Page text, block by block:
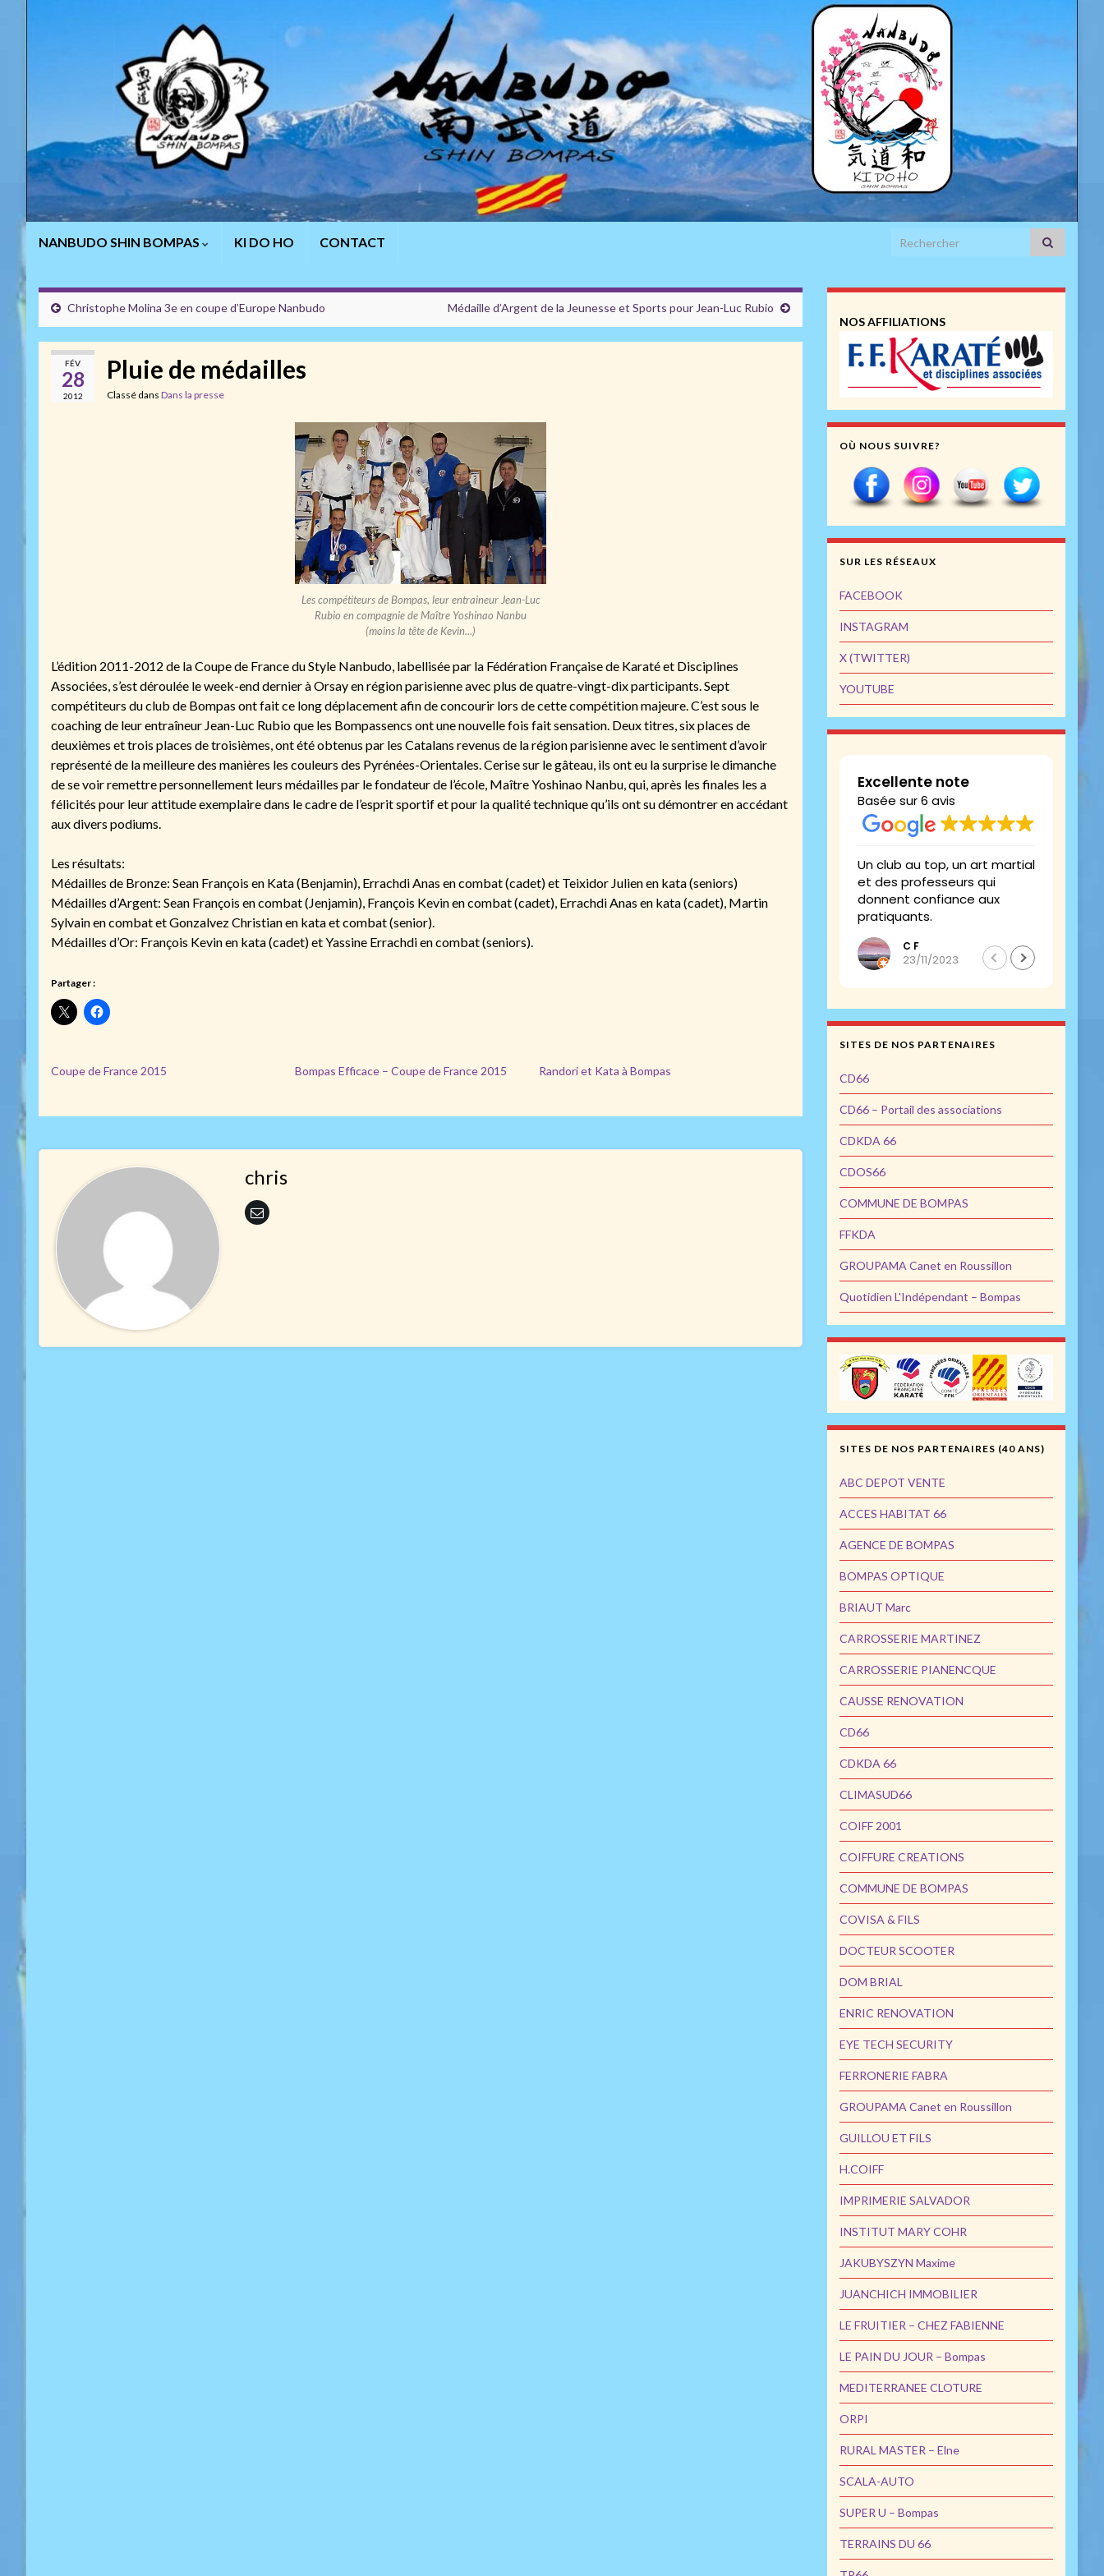
NANBUDO SHIN BOMPAS KI DO HO CONTACT Search for:
Christophe Molina 3e en coupe d’Europe Nanbudo Médaille d’Argent de la Jeunesse et Sports pour Jean-Luc Rubio
FÉV
28
2012
Pluie de médailles
Classé dans Dans la presse
Les compétiteurs de Bompas, leur entraineur Jean-Luc
Rubio en compagnie de Maître Yoshinao Nanbu
(moins la tête de Kevin...)
L’édition 2011-2012 de la Coupe de France du Style Nanbudo, labellisée par la Fédération Française de Karaté et Disciplines
Associées, s’est déroulée le week-end dernier à Orsay en région parisienne avec plus de quatre-vingt-dix participants. Sept
compétiteurs du club de Bompas ont fait ce long déplacement afin de concourir lors de cette compétition majeure. C’est sous le
coaching de leur entraîneur Jean-Luc Rubio que les Bompassencs ont une nouvelle fois fait sensation. Deux titres, six places de
deuxièmes et trois places de troisièmes, ont été obtenus par les Catalans revenus de la région parisienne avec le sentiment d’avoir
représenté de la meilleure des manières les couleurs des Pyrénées-Orientales. Cerise sur le gâteau, ils ont eu la surprise le dimanche
de se voir remettre personnellement leurs médailles par le fondateur de l’école, Maître Yoshinao Nanbu, qui, après les finales les a
félicités pour leur attitude exemplaire dans le cadre de l’esprit sportif et pour la qualité technique qu’ils ont su démontrer en accédant
aux divers podiums.
Les résultats:
Médailles de Bronze: Sean François en Kata (Benjamin), Errachdi Anas en combat (cadet) et Teixidor Julien en kata (seniors)
Médailles d’Argent: Sean François en combat (Jenjamin), François Kevin en combat (cadet), Errachdi Anas en kata (cadet), Martin
Sylvain en combat et Gonzalvez Christian en kata et combat (senior).
Médailles d’Or: François Kevin en kata (cadet) et Yassine Errachdi en combat (seniors).
Partager :
Coupe de France 2015 Bompas Efficace – Coupe de France 2015 Randori et Kata à Bompas
chris
NOS AFFILIATIONS
OÙ NOUS SUIVRE?
SUR LES RÉSEAUX
FACEBOOK
INSTAGRAM
X (TWITTER)
YOUTUBE
Excellente note
Basée sur 6 avis
Un club au top, un art martial
et des professeurs qui
donnent confiance aux
pratiquants.
C F
23/11/2023
SITES DE NOS PARTENAIRES
CD66
CD66 – Portail des associations
CDKDA 66
CDOS66
COMMUNE DE BOMPAS
FFKDA
GROUPAMA Canet en Roussillon
Quotidien L'Indépendant – Bompas
SITES DE NOS PARTENAIRES (40 ANS)
ABC DEPOT VENTE
ACCES HABITAT 66
AGENCE DE BOMPAS
BOMPAS OPTIQUE
BRIAUT Marc
CARROSSERIE MARTINEZ
CARROSSERIE PIANENCQUE
CAUSSE RENOVATION
CD66
CDKDA 66
CLIMASUD66
COIFF 2001
COIFFURE CREATIONS
COMMUNE DE BOMPAS
COVISA & FILS
DOCTEUR SCOOTER
DOM BRIAL
ENRIC RENOVATION
EYE TECH SECURITY
FERRONERIE FABRA
GROUPAMA Canet en Roussillon
GUILLOU ET FILS
H.COIFF
IMPRIMERIE SALVADOR
INSTITUT MARY COHR
JAKUBYSZYN Maxime
JUANCHICH IMMOBILIER
LE FRUITIER – CHEZ FABIENNE
LE PAIN DU JOUR – Bompas
MEDITERRANEE CLOTURE
ORPI
RURAL MASTER – Elne
SCALA-AUTO
SUPER U – Bompas
TERRAINS DU 66